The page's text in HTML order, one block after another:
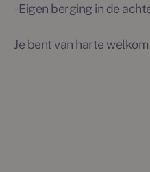
- Eigen berging in de
Je bent van harte welkom